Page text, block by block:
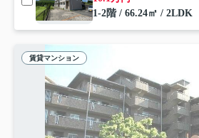
1-2階 / 66.24㎡ / 2LDK
賃貸マンション